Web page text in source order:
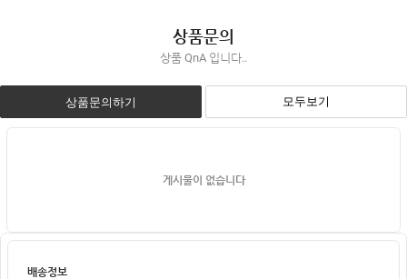
상품문의
상품 QnA 입니다..
상품문의하기 모두보기
게시물이 없습니다
배송정보